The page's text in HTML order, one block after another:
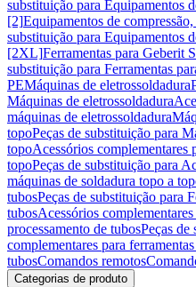
substituição para Equipamentos
[2]Equipamentos de
substituição para Equipamentos
[2XL]Ferramentas para Geberit
substituição para Ferramentas
PEMáquinas de eletrossoldadura
Máquinas de eletrossoldadura
máquinas de eletrossoldadura
topoPeças de substituição para
topoAcessórios complementares
topoPeças de substituição para
máquinas de soldadura topo a
tubosPeças de substituição para
tubosAcessórios
processamento de tubosPeças de
complementares para
tubosComandos remotos
Categorias de produto